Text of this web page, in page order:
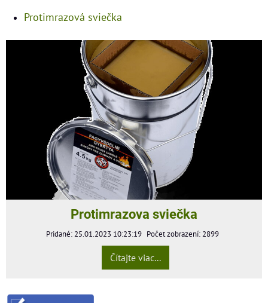
Protimrazová sviečka
Protimrazova sviečka
Pridané: 25.01.2023 10:23:19 Počet zobrazení: 2899
Čítajte viac...